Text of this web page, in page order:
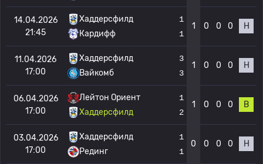
14.04.2026
21:45
Хаддерсфилд
Кардифф
1
1
1 0 0 0 Н
11.04.2026
17:00
Хаддерсфилд
Вайкомб
3
3
1 0 0 0 Н
06.04.2026
17:00
Лейтон Ориент
Хаддерсфилд
1
2
1 0 0 0 В
03.04.2026
17:00
Хаддерсфилд
Рединг
1
1
0 0 0 0 Н